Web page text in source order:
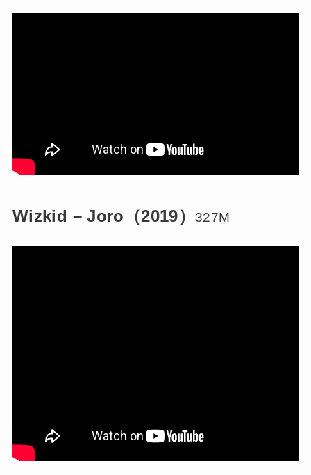
Wizkid – Joro（2019） 327M